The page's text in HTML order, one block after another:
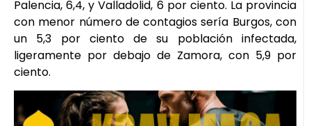
Palencia, 6,4, y Valladolid, 6 por ciento. La provincia
con menor número de contagios sería Burgos, con
un 5,3 por ciento de su población infectada,
ligeramente por debajo de Zamora, con 5,9 por
ciento.